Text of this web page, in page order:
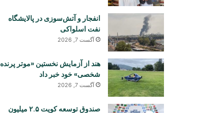
انفجار و آتش‌سوزی در پالایشگاه
نفت اسلواکی
آگست 7, 2026
هند از آزمایش نخستین «موتر پرنده
شخصی» خود خبر داد
آگست 7, 2026
صندوق توسعه کویت ۲.۵ میلیون